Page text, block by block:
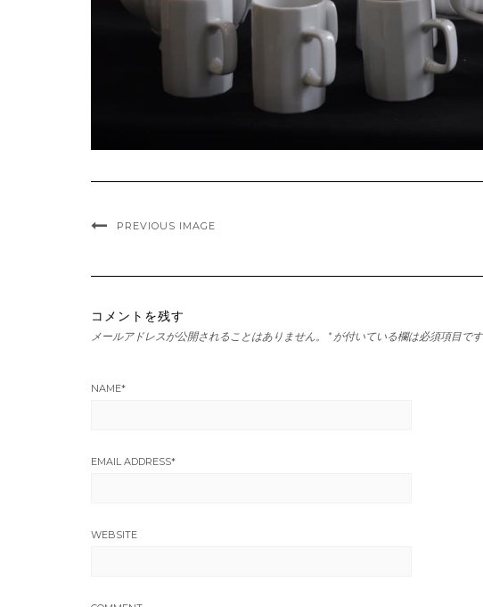
PREVIOUS IMAGE
コメントを残す
メールアドレスが公開されることはありません。 * が付いている欄は必須項目です
NAME*
EMAIL ADDRESS*
WEBSITE